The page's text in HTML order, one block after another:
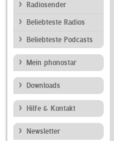
Radiosender
Beliebteste Radios
Beliebteste Podcasts
Mein phonostar
Downloads
Hilfe & Kontakt
Newsletter